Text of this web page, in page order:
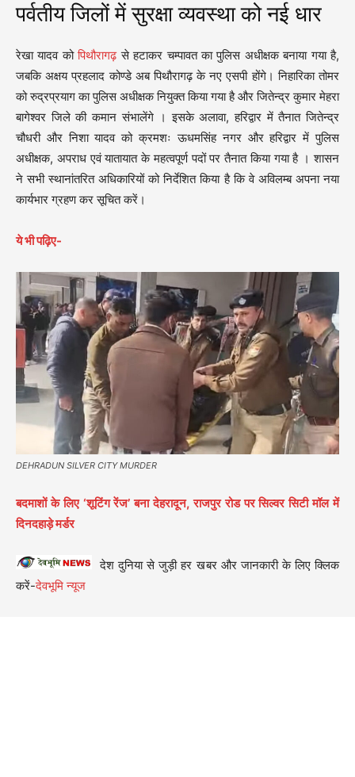
पर्वतीय जिलों में सुरक्षा व्यवस्था को नई धार
रेखा यादव कोपिथौरागढ़से हटाकर चम्पावत का पुलिस अधीक्षक बनाया गया है,
जबकि अक्षय प्रहलाद कोण्डे अब पिथौरागढ़ के नए एसपी होंगे।निहारिका तोमर
को रुद्रप्रयाग का पुलिस अधीक्षक नियुक्त किया गया है और जितेन्द्र कुमार मेहरा
बागेश्वर जिले की कमान संभालेंगे ।इसके अलावा, हरिद्वार में तैनात जितेन्द्र
चौधरी और निशा यादव को क्रमशः ऊधमसिंह नगर और हरिद्वार में पुलिस
अधीक्षक, अपराध एवं यातायात के महत्वपूर्ण पदों पर तैनात किया गया है ।शासन
ने सभी स्थानांतरित अधिकारियों को निर्देशित किया है कि वे अविलम्ब अपना नया
कार्यभार ग्रहण कर सूचित करें।
ये भी पढ़िए-
DEHRADUN SILVER CITY MURDER
बदमाशों के लिए ‘शूटिंग रेंज’ बना देहरादून, राजपुर रोड पर सिल्वर सिटी मॉल में
दिनदहाड़े मर्डर
देश दुनिया से जुड़ी हर खबर और जानकारी के लिए क्लिक
करें-देवभूमि न्यूज